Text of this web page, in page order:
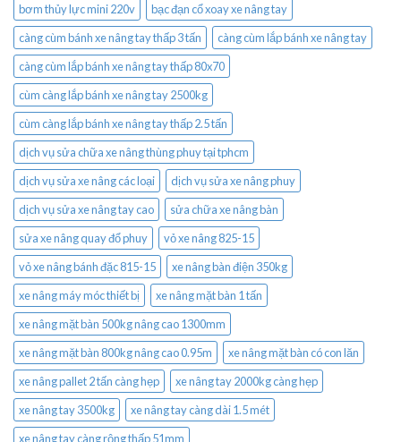
bơm thủy lực mini 220v
bạc đạn cổ xoay xe nâng tay
càng cùm bánh xe nâng tay thấp 3 tấn
càng cùm lắp bánh xe nâng tay
càng cùm lắp bánh xe nâng tay thấp 80x70
cùm càng lắp bánh xe nâng tay 2500kg
cùm càng lắp bánh xe nâng tay thấp 2.5 tấn
dịch vụ sửa chữa xe nâng thùng phuy tại tphcm
dịch vụ sửa xe nâng các loại
dịch vụ sửa xe nâng phuy
dịch vụ sửa xe nâng tay cao
sửa chữa xe nâng bàn
sửa xe nâng quay đổ phuy
vỏ xe nâng 825-15
vỏ xe nâng bánh đặc 815-15
xe nâng bàn điện 350kg
xe nâng máy móc thiết bị
xe nâng mặt bàn 1 tấn
xe nâng mặt bàn 500kg nâng cao 1300mm
xe nâng mặt bàn 800kg nâng cao 0.95m
xe nâng mặt bàn có con lăn
xe nâng pallet 2 tấn càng hẹp
xe nâng tay 2000kg càng hẹp
xe nâng tay 3500kg
xe nâng tay càng dài 1.5 mét
xe nâng tay càng rộng thấp 51mm